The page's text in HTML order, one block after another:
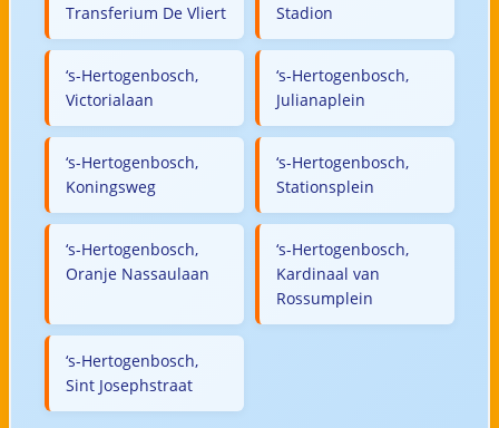
Transferium De Vliert
Stadion
‘s-Hertogenbosch,
Victorialaan
‘s-Hertogenbosch,
Julianaplein
‘s-Hertogenbosch,
Koningsweg
‘s-Hertogenbosch,
Stationsplein
‘s-Hertogenbosch,
Oranje Nassaulaan
‘s-Hertogenbosch,
Kardinaal van
Rossumplein
‘s-Hertogenbosch,
Sint Josephstraat